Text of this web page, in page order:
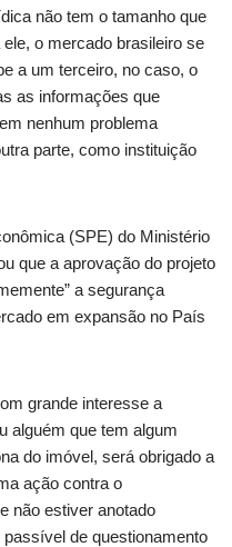
não tem o tamanho que
ele, o mercado brasileiro se
a um terceiro, no caso, o
as informações que
nenhum problema
parte, como instituição
(SPE) do Ministério
que a aprovação do projeto
a segurança
em expansão no País
grande interesse a
alguém que tem algum
do imóvel, será obrigado a
ação contra o
não estiver anotado
de questionamento